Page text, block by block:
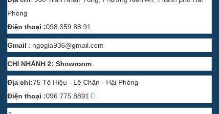
Phòng
Điện thoại :098 359 88 91
Gmail : ngogia936@gmail.com
CHI NHÁNH 2: Showroom
Địa chỉ:75 Tô Hiệu - Lê Chân - Hải Phòng
Điện thoại :096.775.8891